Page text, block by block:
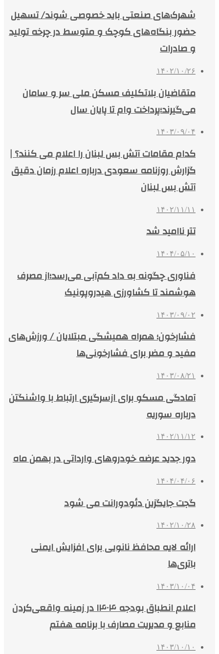
شهرک‌های صنعتی باید خصوصی شوند/ تسهیل
حضور بنگاه‌های کوچک و متوسط در چرخه تولید
و صادرات
۱۴۰۲/۱۰/۲۶
متقاضیان بلاتکلیف مسکن ملی سر و سامان
می‌گیرند؛پرداخت وام تا پایان سال
۱۴۰۳/۰۹/۰۴
کدام مقامات آتش بس لبنان را اعلام می کنند؟ |
گزارش روزنامه سعودی درباره اعلام رزمان دقیق
آتش بس لبنان
۱۴۰۲/۱۱/۱۱
تتر ناامید شد
۱۴۰۴/۰۵/۱۰
فناوری چگونه به داد کم‌آبی می‌رسد؛از مصرف
هوشمند تا کشاورزی هیدروپونیک
۱۴۰۳/۰۹/۰۲
فشارخون؛ همراه همیشگی مبتلایان / ورزش‌های
مفید و مضر برای فشارخونی‌ها
۱۴۰۳/۰۸/۲۱
آمادگی مسکو برای ازسرگیری ارتباط با واشنگتن
درباره سوریه
۱۴۰۲/۱۱/۱۲
دور جدید عرضه خودروهای وارداتی در بهمن ماه
۱۴۰۴/۰۴/۰۶
گجت جایگزین دئودورانت می شود
۱۴۰۲/۱۰/۲۸
ارائه لایه محافظ نانویی برای افزایش ایمنی
باتری‌ها
۱۴۰۳/۱۰/۰۴
اعلام انطباق بودجه ۱۴۰۴ در زمینه واقعی‌کردن
منابع و مدیریت مصارف با برنامه هفتم
۱۴۰۳/۱۰/۱۰